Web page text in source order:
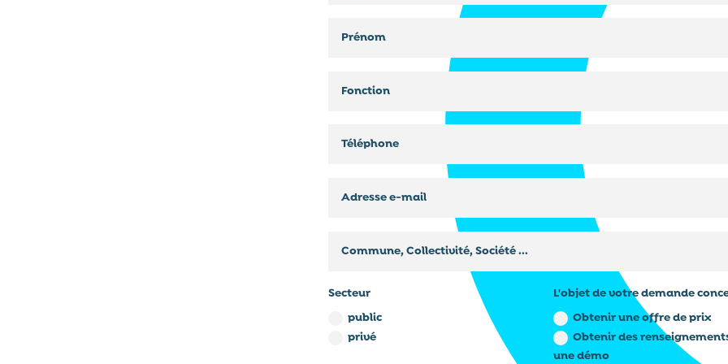
Secteur
public
privé
L'objet de votre demande
Obtenir une offre de prix
Obtenir des
une démo